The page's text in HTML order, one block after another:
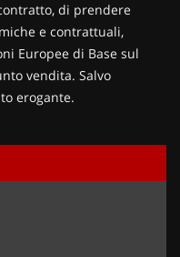
*
dati per finalità di
di prendere
e contrattuali,
Europee di Base sul
vendita. Salvo
erogante.